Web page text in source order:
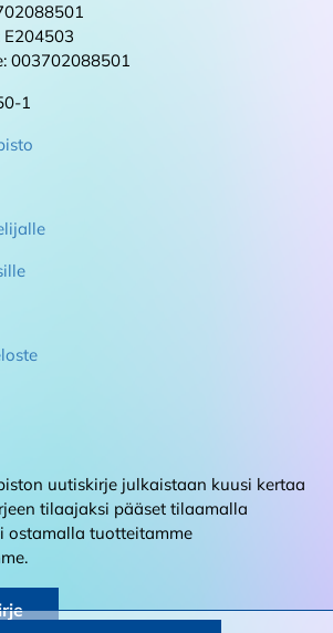
003702088501
1
uutiskirje julkaistaan kuusi kertaa
tilaajaksi pääset tilaamalla
ostamalla tuotteitamme